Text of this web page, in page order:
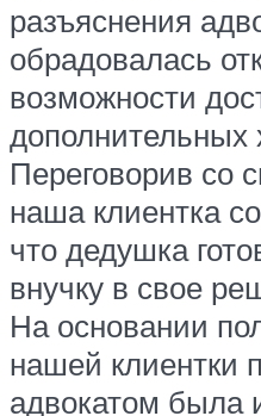
разъяснения
обрадовалась
возможности
дополнительных
Переговорив со
наша клиентка
что дедушка
внучку в свое
На основании
нашей клиентки
адвокатом была